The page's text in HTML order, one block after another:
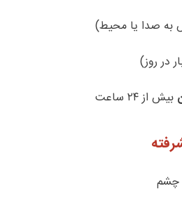
به صدا یا محیط)
بیش از ۲۴ ساعت
چشم